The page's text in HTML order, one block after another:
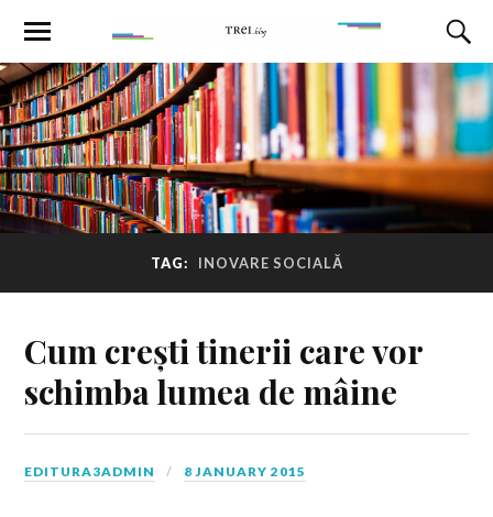
TAG: INOVARE SOCIALĂ
Cum crești tinerii care vor
schimba lumea de mâine
EDITURA3ADMIN 8 JANUARY 2015